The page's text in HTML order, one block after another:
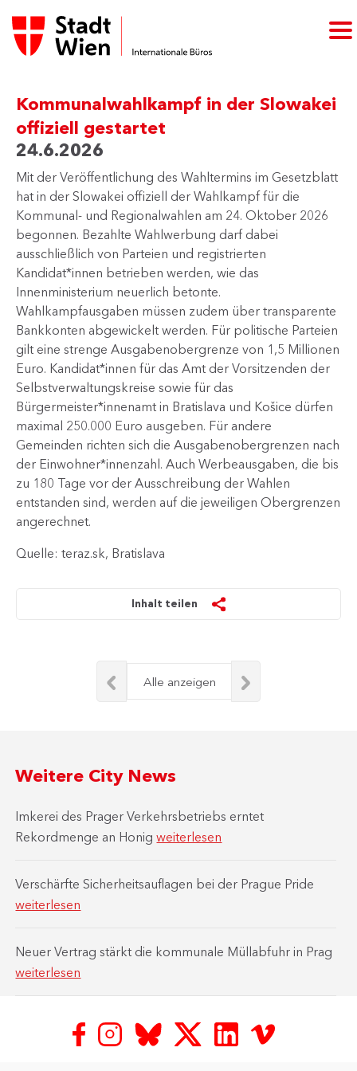
Kommunalwahlkampf in der Slowakei
offiziell gestartet
24.6.2026
Mit der Veröffentlichung des Wahltermins im Gesetzblatt
hat in der Slowakei offiziell der Wahlkampf für die
Kommunal- und Regionalwahlen am 24. Oktober 2026
begonnen. Bezahlte Wahlwerbung darf dabei
ausschließlich von Parteien und registrierten
Kandidat*innen betrieben werden, wie das
Innenministerium neuerlich betonte.
Wahlkampfausgaben müssen zudem über transparente
Bankkonten abgewickelt werden. Für politische Parteien
gilt eine strenge Ausgabenobergrenze von 1,5 Millionen
Euro. Kandidat*innen für das Amt der Vorsitzenden der
Selbstverwaltungskreise sowie für das
Bürgermeister*innenamt in Bratislava und Košice dürfen
maximal 250.000 Euro ausgeben. Für andere
Gemeinden richten sich die Ausgabenobergrenzen nach
der Einwohner*innenzahl. Auch Werbeausgaben, die bis
zu 180 Tage vor der Ausschreibung der Wahlen
entstanden sind, werden auf die jeweiligen Obergrenzen
angerechnet.​
Quelle: teraz.sk, Bratislava
Inhalt teilen
Alle anzeigen
Weitere City News
Imkerei des Prager Verkehrsbetriebs erntet
Rekordmenge an Honigweiterlesen
Verschärfte Sicherheitsauflagen bei der Prague Pride
weiterlesen
Neuer Vertrag stärkt die kommunale Müllabfuhr in Prag
weiterlesen